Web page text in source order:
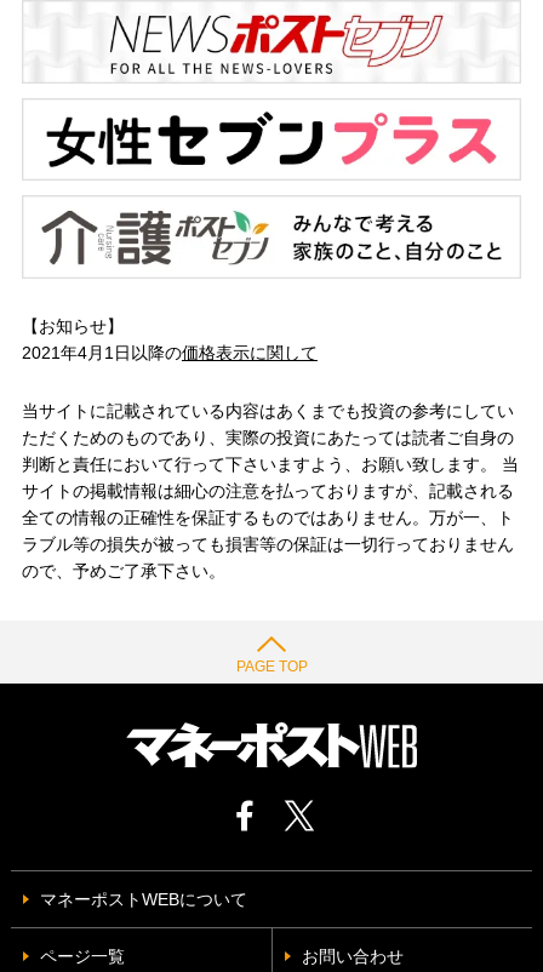
【お知らせ】
2021年4月1日以降の価格表示に関して
当サイトに記載されている内容はあくまでも投資の参考にしてい
ただくためのものであり、実際の投資にあたっては読者ご自身の
判断と責任において行って下さいますよう、お願い致します。 当
サイトの掲載情報は細心の注意を払っておりますが、記載される
全ての情報の正確性を保証するものではありません。万が一、ト
ラブル等の損失が被っても損害等の保証は一切行っておりません
ので、予めご了承下さい。
PAGE TOP
マネーポストWEBについて
ページ一覧 お問い合わせ